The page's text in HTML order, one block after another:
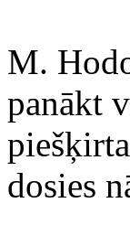
M.
panākt
dosies